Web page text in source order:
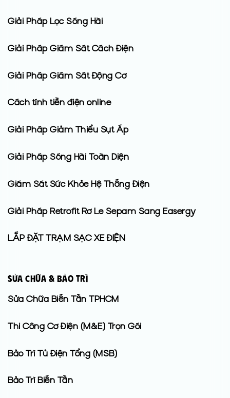
Giải Pháp Lọc Sóng Hài
Giải Pháp Giám Sát Cách Điện
Giải Pháp Giám Sát Động Cơ
Cách tính tiền điện online
Giải Pháp Giảm Thiểu Sụt Áp
Giải Pháp Sóng Hài Toàn Diện
Giám Sát Sức Khỏe Hệ Thống Điện
Giải Pháp Retrofit Rơ Le Sepam Sang Easergy
LẮP ĐẶT TRẠM SẠC XE ĐIỆN
Sửa Chữa & Bảo Trì
Sửa Chữa Biến Tần TPHCM
Thi Công Cơ Điện (M&E) Trọn Gói
Bảo Trì Tủ Điện Tổng (MSB)
Bảo Trì Biến Tần